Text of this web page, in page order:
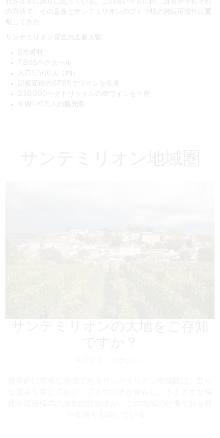
れを非常に誇りに思っている。この長い年月の間、誰もがそれぞれ
の方法で、その意義とサンテミリオンのブドウ畑の持続可能性に貢
献してきた。
サンテミリオン管区の 主要人物
8市町村
7,846ヘクタール
人口5,500人（約）
記載面積の67.5%でワインを生産
230,000ヘクトリットルの赤ワインを生産
年間120万人の観光客